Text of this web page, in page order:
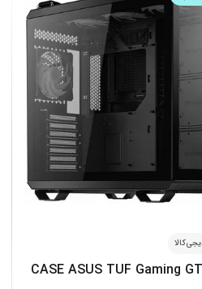
CASE ASUS TUF Gaming